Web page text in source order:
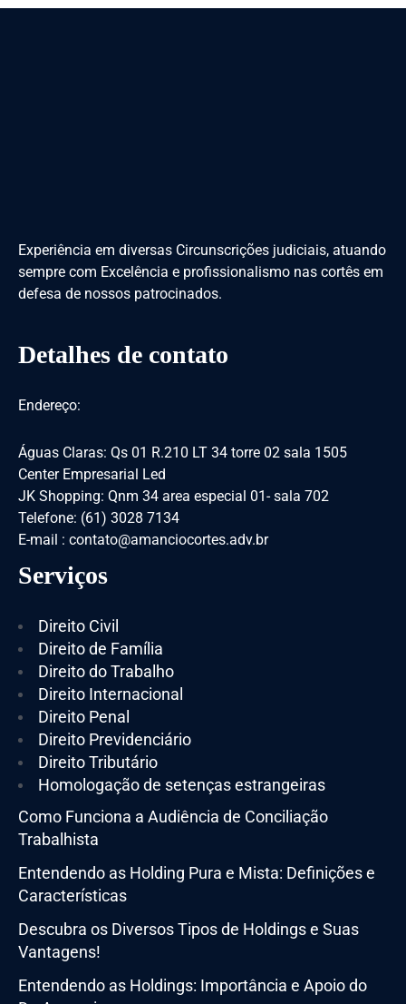
Experiência em diversas Circunscrições judiciais, atuando
sempre com Excelência e profissionalismo nas cortês em
defesa de nossos patrocinados.
Detalhes de contato
Endereço:
Águas Claras: Qs 01 R.210 LT 34 torre 02 sala 1505
Center Empresarial Led
JK Shopping: Qnm 34 area especial 01- sala 702
Telefone: (61) 3028 7134
E-mail : contato@amanciocortes.adv.br
Serviços
Direito Civil
Direito de Família
Direito do Trabalho
Direito Internacional
Direito Penal
Direito Previdenciário
Direito Tributário
Homologação de setenças estrangeiras
Como Funciona a Audiência de Conciliação
Trabalhista
Entendendo as Holding Pura e Mista: Definições e
Características
Descubra os Diversos Tipos de Holdings e Suas
Vantagens!
Entendendo as Holdings: Importância e Apoio do